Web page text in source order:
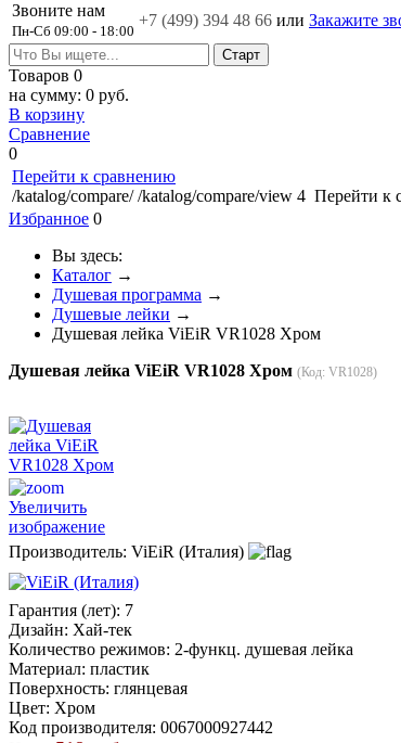
Звоните нам
Пн-Сб 09:00 - 18:00
+7 (499) 394 48 66 или Закажите
Товаров 0
на сумму: 0 руб.
В корзину
Сравнение
0
Перейти к сравнению
/katalog/compare/ /katalog/compare/view 4 Перейти к
Избранное 0
Вы здесь:
Каталог →
Душевая программа →
Душевые лейки →
Душевая лейка ViEiR VR1028 Хром
Душевая лейка ViEiR VR1028 Хром (Код: VR1028)
Увеличить
изображение
Производитель: ViEiR (Италия)
Гарантия (лет): 7
Дизайн: Хай-тек
Количество режимов: 2-функц. душевая лейка
Материал: пластик
Поверхность: глянцевая
Цвет: Хром
Код производителя: 0067000927442